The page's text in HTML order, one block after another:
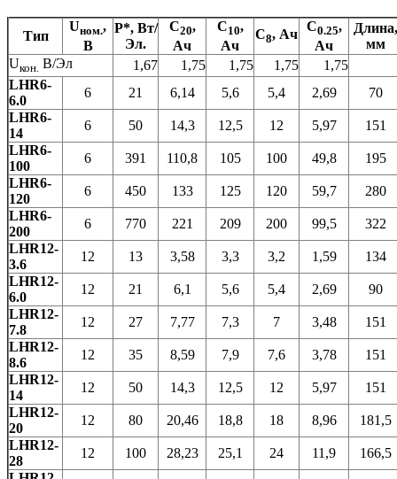
Тип
Uном.,
В
P*, Вт/
Эл.
C20,
Ач
C10,
Ач
C8, Ач
C0.25,
Ач
Длина,
мм
Uкон. В/Эл 1,67 1,75 1,75 1,75
1,75
LHR6-
6.0
6 21 6,14 5,6 5,4 2,69
70
LHR6-
14
6 50 14,3 12,5 12 5,97
151
LHR6-
100
6 391 110,8 105 100 49,8
195
LHR6-
120
6 450 133 125 120 59,7
280
LHR6-
200
6 770 221 209 200 99,5
322
LHR12-
3.6
12 13 3,58 3,3 3,2 1,59
134
LHR12-
6.0
12 21 6,1 5,6 5,4 2,69
90
LHR12-
7.8
12 27 7,77 7,3 7 3,48
151
LHR12-
8.6
12 35 8,59 7,9 7,6 3,78
151
LHR12-
14
12 50 14,3 12,5 12 5,97
151
LHR12-
20
12 80 20,46 18,8 18 8,96
181,5
LHR12-
28
12 100 28,23 25,1 24 11,9
166,5